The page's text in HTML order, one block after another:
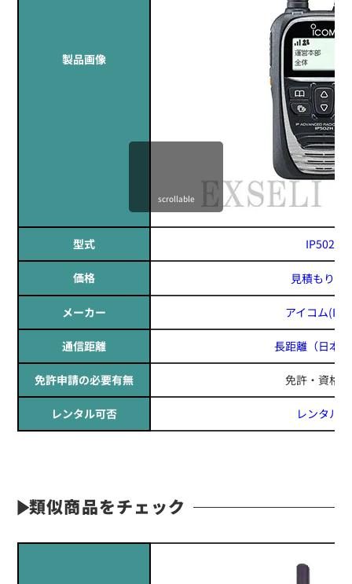
製品画像
型式 IP502H
価格 見積もりす
メーカー アイコム
通信距離 長距離 （日本
免許申請の必要有無 免許・資格
レンタル可否 レンタル可
scrollable
類似商品をチェック